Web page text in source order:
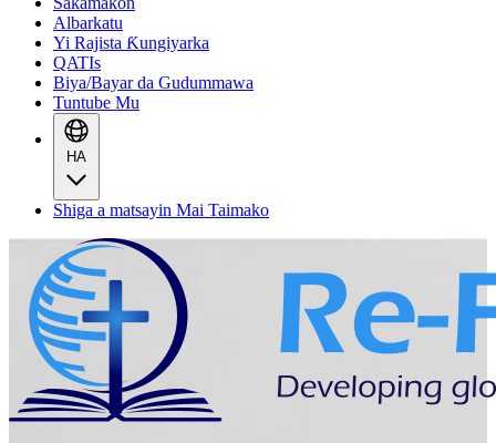
Albarkatu
Yi Rajista Ƙungiyarka
QATIs
Biya/Bayar da Gudummawa
Tuntube Mu
HA
Shiga a matsayin Mai Taimako